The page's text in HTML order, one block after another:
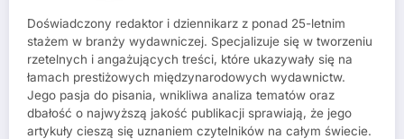
Doświadczony redaktor i dziennikarz z ponad 25-letnim
stażem w branży wydawniczej. Specjalizuje się w tworzeniu
rzetelnych i angażujących treści, które ukazywały się na
łamach prestiżowych międzynarodowych wydawnictw.
Jego pasja do pisania, wnikliwa analiza tematów oraz
dbałość o najwyższą jakość publikacji sprawiają, że jego
artykuły cieszą się uznaniem czytelników na całym świecie.